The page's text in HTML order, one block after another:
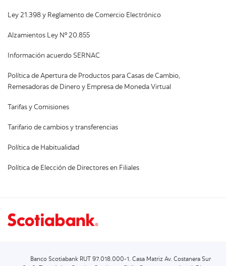
Ley 21.398 y Reglamento de Comercio Electrónico
Alzamientos Ley Nº 20.855
Información acuerdo SERNAC
Política de Apertura de Productos para Casas de Cambio,
Remesadoras de Dinero y Empresa de Moneda Virtual
Tarifas y Comisiones
Tarifario de cambios y transferencias
Política de Habitualidad
Política de Elección de Directores en Filiales
Banco Scotiabank RUT 97.018.000-1. Casa Matriz Av. Costanera Sur